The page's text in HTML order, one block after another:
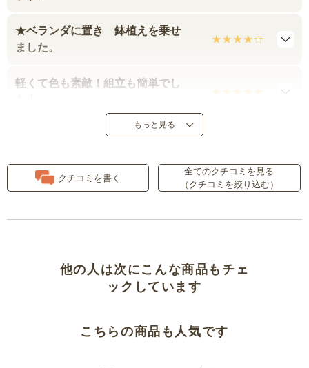
★ベランダに置き 鉢植えを乗せ
ました。
軽くて色も素敵！組立も簡単でし
ベランダの鉢置きに
もっと見る
クチコミを書く
全てのクチコミを見る
（クチコミを絞り込む）
他の人は次にこんな商品もチェ
ックしています
こちらの商品も人気です